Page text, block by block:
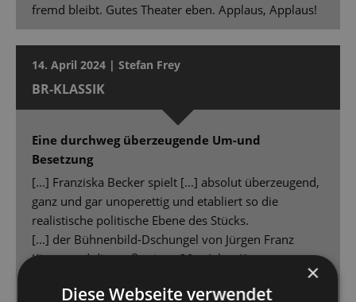
fremd bleibt. Gutes Theater eben. Applaus, Applaus!
14. April 2024 | Stefan Frey
BR-KLASSIK
Eine durchweg überzeugende Um-und
Besetzung
[...] Franziska Becker spielt [...] absolut überzeugend,
ganz und gar unoperettig und etabliert so die
realistische politische Ebene des Stücks.
[...] der Bühnenbild-Dschungel von Jürgen Franz
Kirner und die großartigen 30er Jahre Kostüme von
Peter Lund denkt die im Libretto angelegten Motive
×
Diese Webseite verwendet